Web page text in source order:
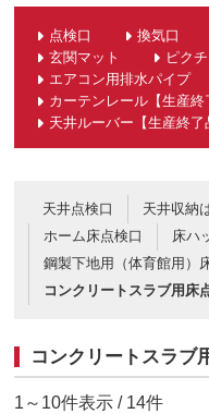
点検口 換気口
玄関マット
ピク
エアコン用排水パイプ
カーテンレール【生産終
天井ルーバー【生産終了
天井点検口 天井収納
ホーム床点検口
床ハ
鋼製下地用（体育館用）
コンクリートスラブ用床
コンクリートスラブ
1～10件表示 / 14件